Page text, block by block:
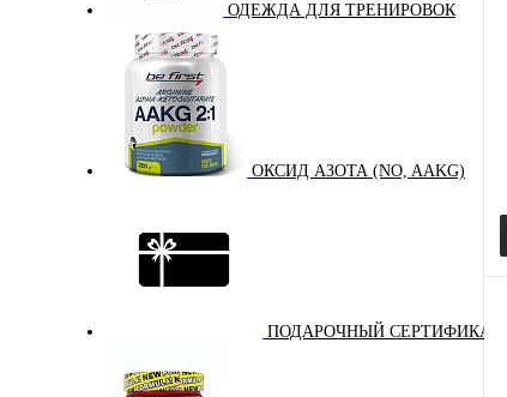
ОДЕЖДА ДЛЯ ТРЕНИРОВОК
ОКСИД АЗОТА (NO, AAKG)
ПОДАРОЧНЫЙ СЕРТИФИКАТ